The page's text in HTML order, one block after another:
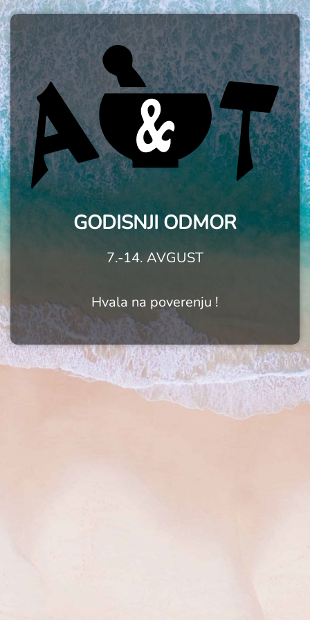
GODISNJI ODMOR
7.-14. AVGUST
Hvala na poverenju !